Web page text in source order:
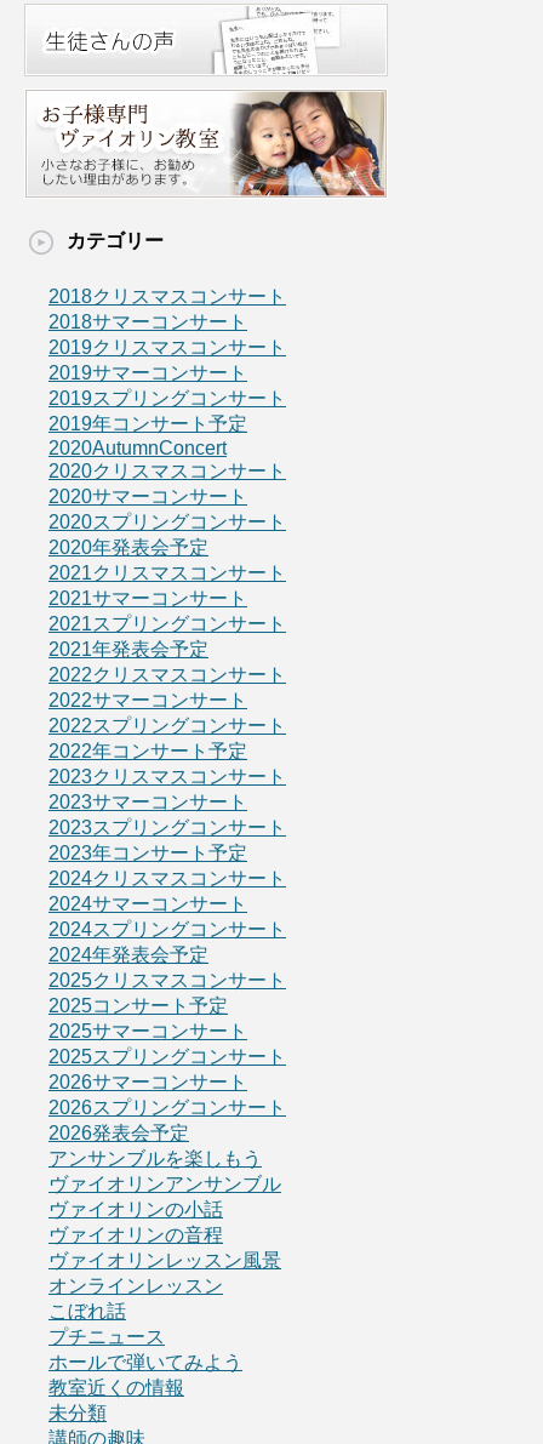
カテゴリー
2018クリスマスコンサート
2018サマーコンサート
2019クリスマスコンサート
2019サマーコンサート
2019スプリングコンサート
2019年コンサート予定
2020AutumnConcert
2020クリスマスコンサート
2020サマーコンサート
2020スプリングコンサート
2020年発表会予定
2021クリスマスコンサート
2021サマーコンサート
2021スプリングコンサート
2021年発表会予定
2022クリスマスコンサート
2022サマーコンサート
2022スプリングコンサート
2022年コンサート予定
2023クリスマスコンサート
2023サマーコンサート
2023スプリングコンサート
2023年コンサート予定
2024クリスマスコンサート
2024サマーコンサート
2024スプリングコンサート
2024年発表会予定
2025クリスマスコンサート
2025コンサート予定
2025サマーコンサート
2025スプリングコンサート
2026サマーコンサート
2026スプリングコンサート
2026発表会予定
アンサンブルを楽しもう
ヴァイオリンアンサンブル
ヴァイオリンの小話
ヴァイオリンの音程
ヴァイオリンレッスン風景
オンラインレッスン
こぼれ話
プチニュース
ホールで弾いてみよう
教室近くの情報
未分類
講師の趣味